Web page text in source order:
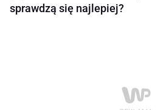
sprawdzą się najlepiej?